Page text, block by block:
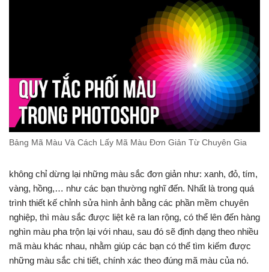
Bảng Mã Màu Và Cách Lấy Mã Màu Đơn Giản Từ Chuyên Gia
không chỉ dừng lại những màu sắc đơn giản như: xanh, đỏ, tím,
vàng, hồng,… như các bạn thường nghĩ đến. Nhất là trong quá
trình thiết kế chỉnh sửa hình ảnh bằng các phần mềm chuyên
nghiệp, thì màu sắc được liệt kê ra lan rộng, có thể lên đến hàng
nghìn màu pha trộn lại với nhau, sau đó sẽ định dạng theo nhiều
mã màu khác nhau, nhằm giúp các bạn có thể tìm kiếm được
những màu sắc chi tiết, chính xác theo đúng mã màu của nó.